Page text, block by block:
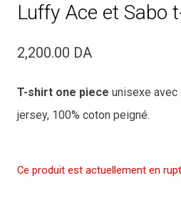
Luffy Ace et Sabo
2,200.00 DA
T-shirt one piece unisexe
jersey, 100% coton peigné.
Ce produit est actuellement en